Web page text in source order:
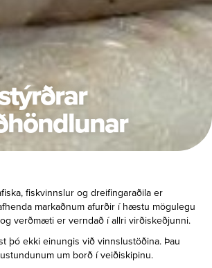
fiskvinnslur og dreifingaraðila er
markaðnum afurðir í hæstu mögulegu
verðmæti er verndað í allri virðiskeðjunni.
þó ekki einungis við vinnslustöðina. Þau
um borð í veiðiskipinu.